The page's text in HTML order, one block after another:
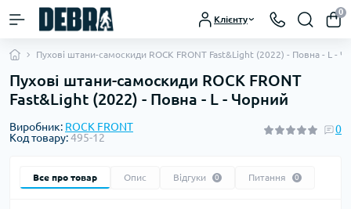
Клієнту
0
Пухові штани-самоскиди ROCK FRONT Fast&Light (2022) - Повна - L -
Пухові штани-самоскиди ROCK FRONT
Fast&Light (2022) - Повна - L - Чорний
Виробник: ROCK FRONT
Код товару:495-12
0
Все про товар Опис Відгуки 0 Питання 0